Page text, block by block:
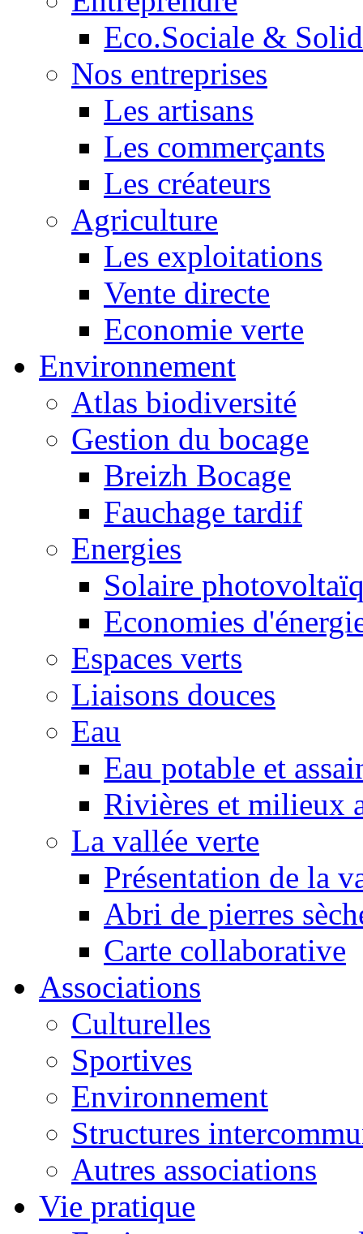
Eco.Sociale &
Nos entreprises
Les artisans
Les commerçants
Les créateurs
Agriculture
Les exploitations
Vente directe
Economie verte
Environnement
Atlas biodiversité
Gestion du bocage
Breizh Bocage
Fauchage tardif
Energies
Solaire
Economies
Espaces verts
Liaisons douces
Eau
Eau potable et
Rivières et milieux
La vallée verte
Présentation de la
Abri de pierres
Carte collaborative
Associations
Culturelles
Sportives
Environnement
Structures
Autres associations
Vie pratique